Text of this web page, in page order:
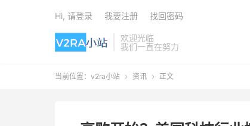
欢迎光临
我们一直在努力
Hi, 请登录 我要注册 找回密码
当前位置： v2ra小站  资讯  正文